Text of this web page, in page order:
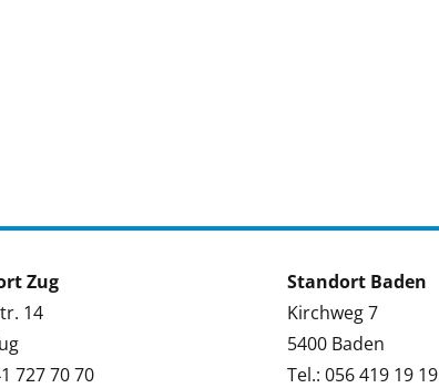
Zug
14
727 70 70
Standort Baden
Kirchweg 7
5400 Baden
Tel.: 056 419 19 19